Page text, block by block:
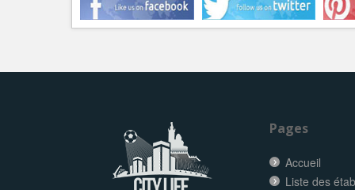
Pages
Accueil
Liste des